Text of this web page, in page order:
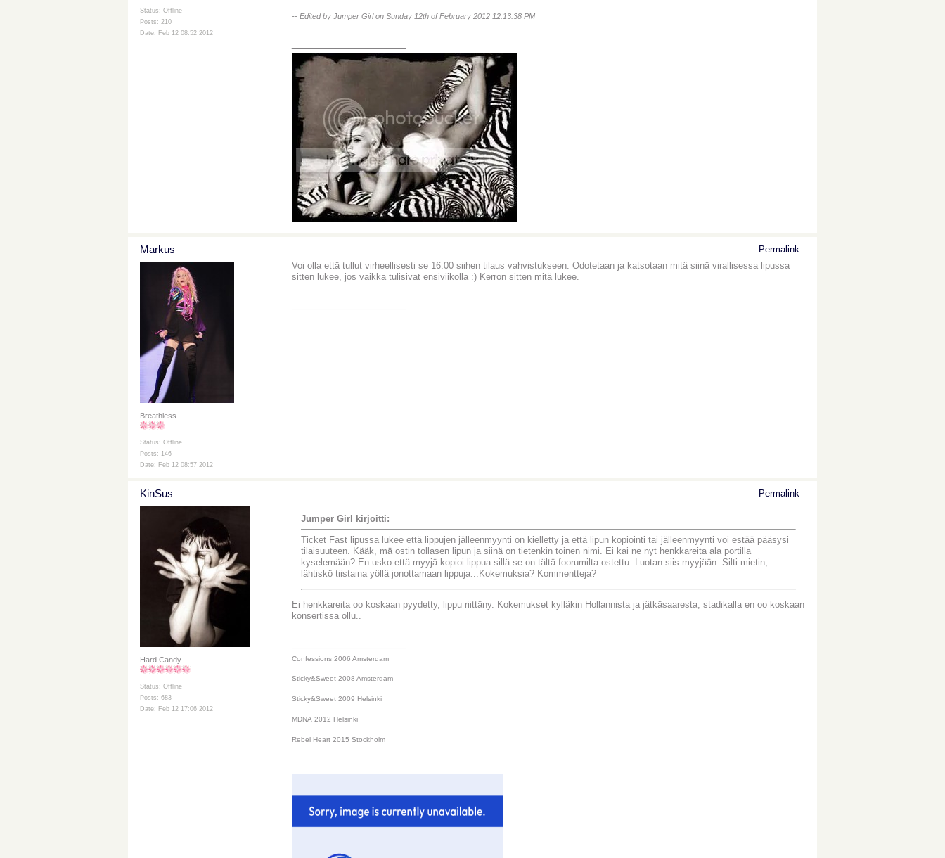
Status: Offline
Posts: 210
Date: Feb 12 08:52 2012
-- Edited by Jumper Girl on Sunday 12th of February 2012 12:13:38 PM
Markus
Breathless
Status: Offline
Posts: 146
Date: Feb 12 08:57 2012
Permalink
Voi olla että tullut virheellisesti se 16:00 siihen tilaus vahvistukseen. Odotetaan ja katsotaan mitä siinä virallisessa lipussa
sitten lukee, jos vaikka tulisivat ensiviikolla :) Kerron sitten mitä lukee.
KinSus
Hard Candy
Status: Offline
Posts: 683
Date: Feb 12 17:06 2012
Permalink
Jumper Girl kirjoitti:
Ticket Fast lipussa lukee että lippujen jälleenmyynti on kielletty ja että lipun kopiointi tai jälleenmyynti voi estää pääsysi
tilaisuuteen. Kääk, mä ostin tollasen lipun ja siinä on tietenkin toinen nimi. Ei kai ne nyt henkkareita ala portilla
kyselemään? En usko että myyjä kopioi lippua sillä se on tältä foorumilta ostettu. Luotan siis myyjään. Silti mietin,
lähtiskö tiistaina yöllä jonottamaan lippuja...Kokemuksia? Kommentteja?
Ei henkkareita oo koskaan pyydetty, lippu riittäny. Kokemukset kylläkin Hollannista ja jätkäsaaresta, stadikalla en oo koskaan
konsertissa ollu..
Confessions 2006 Amsterdam
Sticky&Sweet 2008 Amsterdam
Sticky&Sweet 2009 Helsinki
MDNA 2012 Helsinki
Rebel Heart 2015 Stockholm